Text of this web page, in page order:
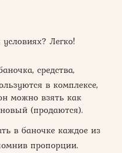
Легко!
средства,
в комплексе,
можно взять как
(продаются).
в баночке каждое из
пропорции.